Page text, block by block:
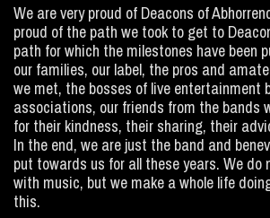
We are very proud of Deacons of
proud of the path we took to get to
path for which the milestones have been
our families, our label, the pros and
we met, the bosses of live entertainment
associations, our friends from the bands
for their kindness, their sharing, their
In the end, we are just the band and
put towards us for all these years. We do
with music, but we make a whole life
this.